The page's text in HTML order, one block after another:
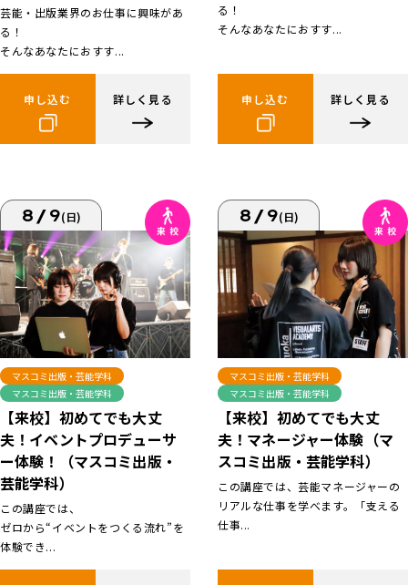
芸能・出版業界のお仕事に興味があ
る！
そんなあなたにおすす...
申し込む 詳しく見る
る！
そんなあなたにおすす...
申し込む 詳しく見る
8/9(日)
マスコミ出版・芸能学科
マスコミ出版・芸能学科
【来校】初めてでも大丈
夫！イベントプロデューサ
ー体験！（マスコミ出版・
芸能学科）
この講座では、
ゼロから“イベントをつくる流れ”を
体験でき...
8/9(日)
マスコミ出版・芸能学科
マスコミ出版・芸能学科
【来校】初めてでも大丈
夫！マネージャー体験（マ
スコミ出版・芸能学科）
この講座では、芸能マネージャーの
リアルな仕事を学べます。「支える
仕事...